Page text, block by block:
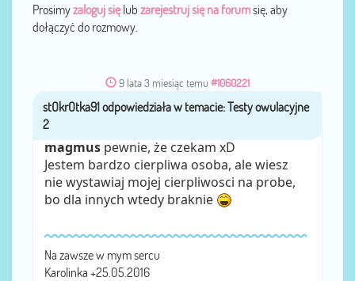
Prosimyzaloguj sięlub zarejestruj się na forumsię, aby
dołączyć do rozmowy.
9 lata 3 miesiąc temu #1060221
przezstOkrOtka91
magmus pewnie, że czekam xD
Jestem bardzo cierpliwa osoba, ale wiesz
nie wystawiaj mojej cierpliwosci na probe,
bo dla innych wtedy braknie
Na zawsze w mym sercu
Karolinka +25.05.2016